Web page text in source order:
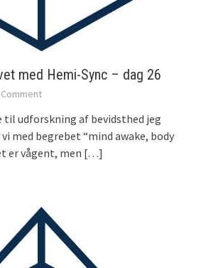
med Hemi-Sync – dag 26
Comment
til udforskning af bevidsthed jeg
med begrebet “mind awake, body
er vågent, men […]